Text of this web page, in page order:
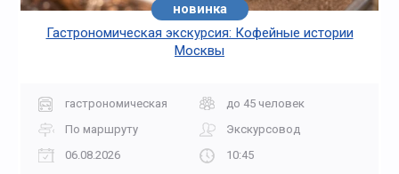
новинка
Гастрономическая экскурсия: Кофейные истории
Москвы
гастрономическая
до 45 человек
По маршруту
Экскурсовод
06.08.2026
10:45